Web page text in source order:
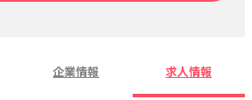
企業情報 求人情報